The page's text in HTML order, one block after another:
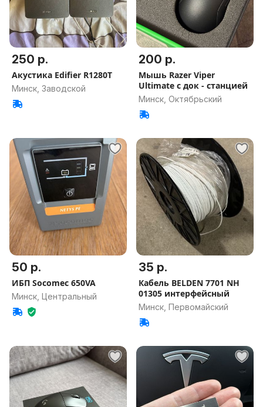
250 р.
Акустика Edifier R1280T
Минск, Заводской
200 р.
Мышь Razer Viper
Ultimate с док - станцией
Минск, Октябрьский
50 р.
ИБП Socomec 650VA
Минск, Центральный
35 р.
Кабель BELDEN 7701 NH
01305 интерфейсный
Минск, Первомайский